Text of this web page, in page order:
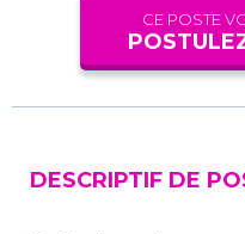
CE POSTE
DESCRIPTIF DE